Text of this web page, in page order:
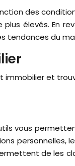
des
élevés. En
du
et
vous
de les